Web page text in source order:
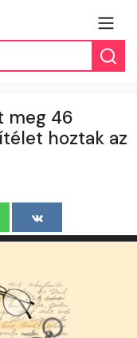
meg 46
hoztak az